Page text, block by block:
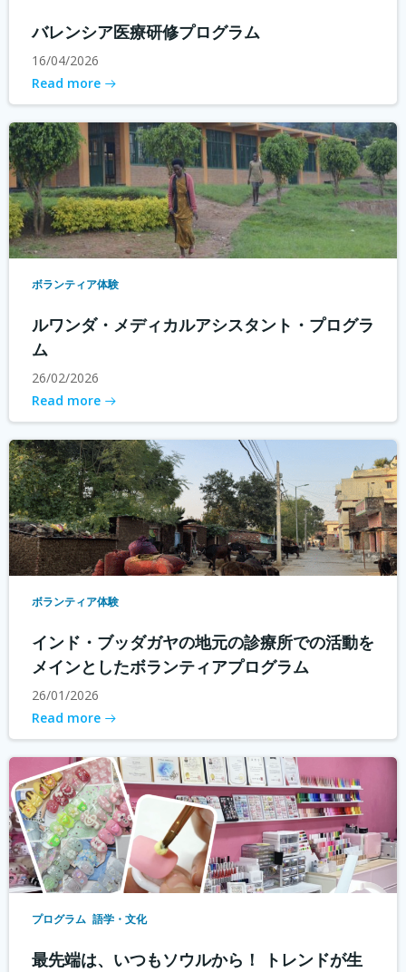
バレンシア医療研修プログラム
16/04/2026
Read more
ボランティア体験
ルワンダ・メディカルアシスタント・プログラ
ム
26/02/2026
Read more
ボランティア体験
インド・ブッダガヤの地元の診療所での活動を
メインとしたボランティアプログラム
26/01/2026
Read more
プログラム 語学・文化
最先端は、いつもソウルから！ トレンドが生